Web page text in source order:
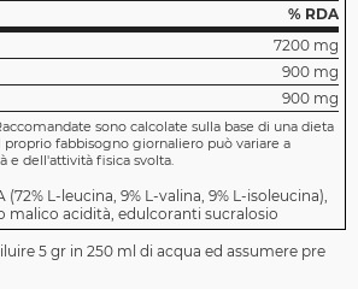
% RDA
7200 mg
900 mg
900 mg
sono calcolate sulla base di una dieta
proprio fabbisogno giornaliero può variare a
e dell'attività fisica svolta.
(72% L-leucina, 9% L-valina, 9% L-isoleucina),
malico acidità, edulcoranti sucralosio
5 gr in 250 ml di acqua ed assumere pre